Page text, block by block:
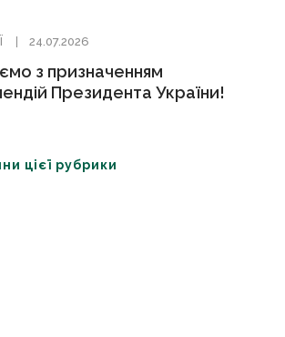
24.07.2026
з призначенням
Президента України!
цієї рубрики